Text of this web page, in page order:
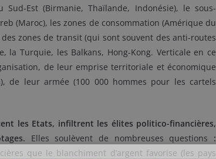
Est (Birmanie, Thaïlande, Indonésie), le sous-
(Maroc), les zones de consommation (Amérique du
zones de transit (qui sont souvent des anti-routes
la Turquie, les Balkans, Hong-Kong. Verticale en ce
de leur emprise territoriale et économique
de leur armée (100 000 hommes pour les cartels
les Etats, infiltrent les élites politico-financières,
Elles soulèvent de nombreuses questions :
que le blanchiment d’argent favorise (les pays